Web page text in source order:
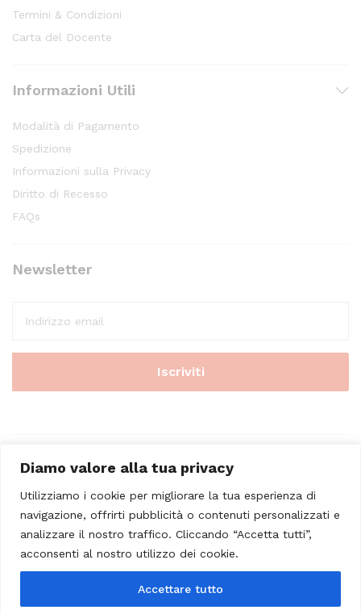
Diamo valore alla tua privacy
Utilizziamo i cookie per migliorare la tua esperienza di
navigazione, offrirti pubblicità o contenuti personalizzati e
analizzare il nostro traffico. Cliccando “Accetta tutti”,
acconsenti al nostro utilizzo dei cookie.
Accettare tutto
Termini & Condizioni
Carta del Docente
Informazioni Utili
Modalità di Pagamento
Spedizione
Informazioni sulla Privacy
Diritto di Recesso
FAQs
Newsletter
© 2023 - Casa Musicale Vicini. All Rights Reserved